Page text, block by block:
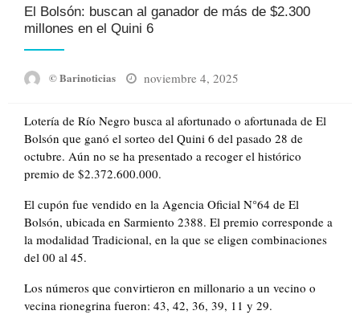
El Bolsón: buscan al ganador de más de $2.300
millones en el Quini 6
© Barinoticias
Posted
noviembre 4, 2025
Lotería de Río Negro busca al afortunado o afortunada de El
Bolsón que ganó el sorteo del Quini 6 del pasado 28 de
octubre. Aún no se ha presentado a recoger el histórico
premio de $2.372.600.000.
El cupón fue vendido en la Agencia Oficial N°64 de El
Bolsón, ubicada en Sarmiento 2388. El premio corresponde a
la modalidad Tradicional, en la que se eligen combinaciones
del 00 al 45.
Los números que convirtieron en millonario a un vecino o
vecina rionegrina fueron: 43, 42, 36, 39, 11 y 29.